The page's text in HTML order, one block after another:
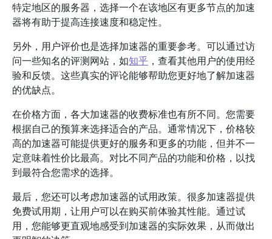
特定地区的服务器，选择一个在该地区有更多节点的加速
器将有助于提高连接速度和稳定性。
另外，用户评价也是选择加速器的重要参考。可以通过访
问一些知名的评测网站，如知乎 ，查看其他用户的使用经
验和反馈。这些真实的评论能够帮助您更好地了解加速器
的优缺点。
在价格方面，各大加速器的收费标准也有所不同。您需要
根据自己的预算来选择适合的产品。通常情况下，价格较
高的加速器可能提供更好的服务和更多的功能，但并不一
定意味着性价比最高。对比不同产品的功能和价格，以找
到最符合您需求的选择。
最后，您还可以考虑加速器的试用政策。很多加速器提供
免费试用期，让用户可以在购买前体验其性能。通过试
用，您能够更直观地感受到加速器的实际效果，从而做出